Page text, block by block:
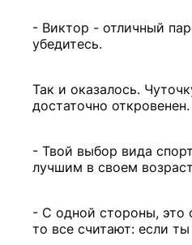
- Виктор - отличный
убедитесь.
Так и оказалось.
достаточно откровенен.
- Твой выбор вида
лучшим в своем
- С одной стороны, это
то все считают: если